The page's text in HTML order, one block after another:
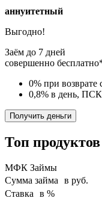
аннуитетный
Выгодно!
Заём до 7 дней
совершенно
0% при возврате
0,8% в день,
Получить деньги
Топ продуктов
МФК Займы
Сумма займа в руб.
Ставка в %